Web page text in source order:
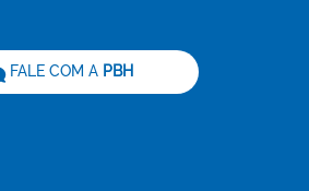
FALE COM A PBH